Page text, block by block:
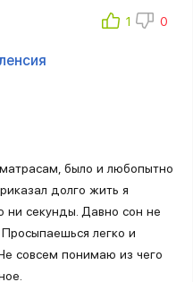
было и любопытно
долго жить я
секунды. Давно сон не
Просыпаешься легко и
совсем понимаю из чего